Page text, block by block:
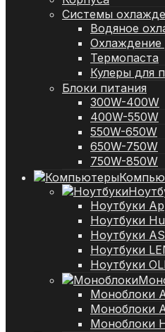
Системы
Водяное
Охлаждение
Термопаста
Кулеры для
Блоки питания
300W-400W
400W-550W
550W-650W
650W-750W
750W-850W
Ноутбуки
Ноутбуки
Ноутбуки
Ноутбуки
Ноутбуки
Моноблоки
Моноблоки
Моноблоки